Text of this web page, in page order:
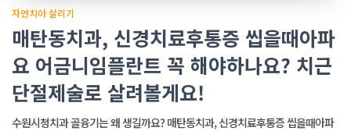
자연치아 살리기
매탄동치과, 신경치료후통증 씹을때아파
요 어금니임플란트 꼭 해야하나요? 치근
단절제술로 살려볼게요!
수원시청치과 골융기는 왜 생길까요? 매탄동치과, 신경치료후통증 씹을때아파